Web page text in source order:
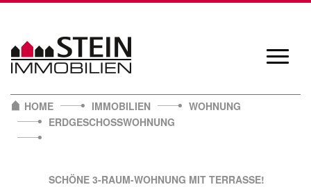
content
HOME
IMMOBILIEN
WOHNUNG
ERDGESCHOSSWOHNUNG
SCHÖNE 3-RAUM-WOHNUNG MIT TERRASSE!